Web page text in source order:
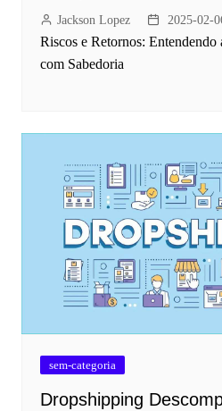
Jackson Lopez 2025-02-
Riscos e Retornos:
com Sabedoria
sem-categoria
Dropshipping